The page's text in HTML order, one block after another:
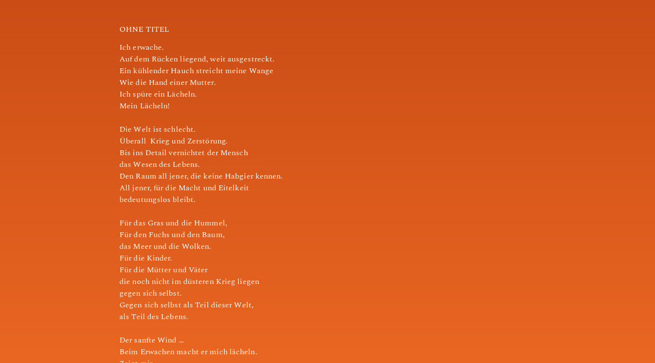
OHNE TITEL
Ich erwache.
Auf dem Rücken liegend, weit ausgestreckt.
Ein kühlender Hauch streicht meine Wange
Wie die Hand einer Mutter.
Ich spüre ein Lächeln.
Mein Lächeln!
Die Welt ist schlecht.
Überall Krieg und Zerstörung.
Bis ins Detail vernichtet der Mensch
das Wesen des Lebens.
Den Raum all jener, die keine Habgier kennen.
All jener, für die Macht und Eitelkeit
bedeutungslos bleibt.
Für das Gras und die Hummel,
Für den Fuchs und den Baum,
das Meer und die Wolken.
Für die Kinder.
Für die Mütter und Väter
die noch nicht im düsteren Krieg liegen
gegen sich selbst.
Gegen sich selbst als Teil dieser Welt,
als Teil des Lebens.
Der sanfte Wind …
Beim Erwachen macht er mich lächeln.